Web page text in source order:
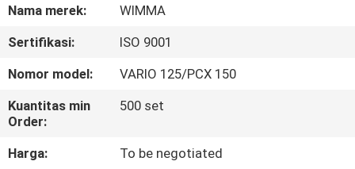
KAMI
TUR
PABRIK
Nama merek:
WIMMA
Sertifikasi:
ISO 9001
Nomor model:
VARIO 125/PCX 150
Kuantitas min
Order:
500 set
Harga:
To be negotiated